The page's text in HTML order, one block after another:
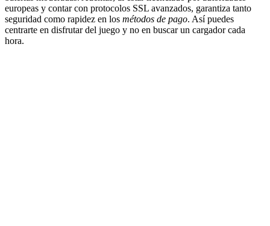
europeas y contar con protocolos SSL avanzados, garantiza tanto
seguridad como rapidez en los métodos de pago. Así puedes
centrarte en disfrutar del juego y no en buscar un cargador cada
hora.